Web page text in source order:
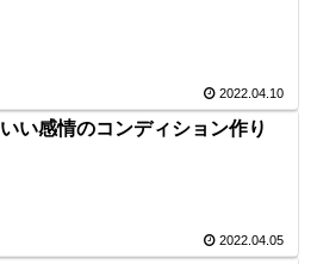
2022.04.10
いい感情のコンディション作り
2022.04.05